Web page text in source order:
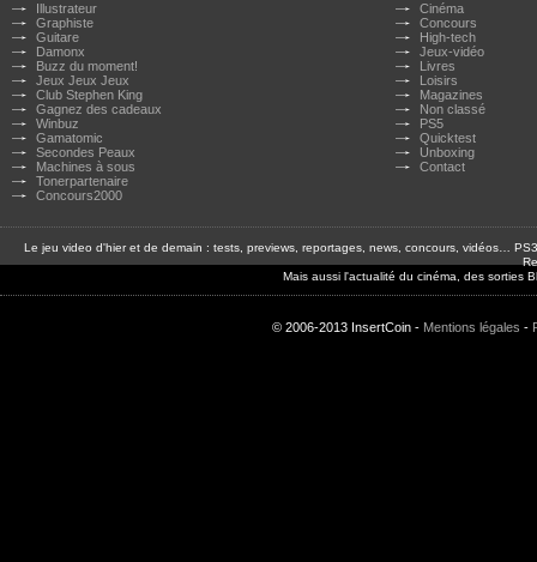
Illustrateur
Graphiste
Guitare
Damonx
Buzz du moment!
Jeux Jeux Jeux
Club Stephen King
Gagnez des cadeaux
Winbuz
Gamatomic
Secondes Peaux
Machines à sous
Tonerpartenaire
Concours2000
Cinéma
Concours
High-tech
Jeux-vidéo
Livres
Loisirs
Magazines
Non classé
PS5
Quicktest
Unboxing
Contact
Le jeu video d'hier et de demain : tests, previews, reportages, news, concours, vidéos…
Mais aussi l'actualité du cinéma, des sorties
© 2006-2013 InsertCoin - Mentions légales -